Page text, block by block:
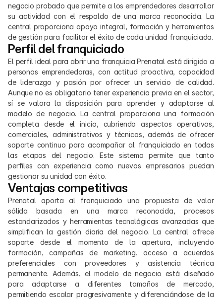
negocio probado que permite a los emprendedores desarrollar
su actividad con el respaldo de una marca reconocida. La
central proporciona apoyo integral, formación y herramientas
de gestión para facilitar el éxito de cada unidad franquiciada.
Perfil del franquiciado
El perfil ideal para abrir una franquicia Prenatal está dirigido a
personas emprendedoras, con actitud proactiva, capacidad
de liderazgo y pasión por ofrecer un servicio de calidad.
Aunque no es obligatorio tener experiencia previa en el sector,
sí se valora la disposición para aprender y adaptarse al
modelo de negocio. La central proporciona una formación
completa desde el inicio, cubriendo aspectos operativos,
comerciales, administrativos y técnicos, además de ofrecer
soporte continuo para acompañar al franquiciado en todas
las etapas del negocio. Este sistema permite que tanto
perfiles con experiencia como nuevos empresarios puedan
gestionar su unidad con éxito.
Ventajas competitivas
Prenatal aporta al franquiciado una propuesta de valor
sólida basada en una marca reconocida, procesos
estandarizados y herramientas tecnológicas avanzadas que
simplifican la gestión diaria del negocio. La central ofrece
soporte desde el momento de la apertura, incluyendo
formación, campañas de marketing, acceso a acuerdos
preferenciales con proveedores y asistencia técnica
permanente. Además, el modelo de negocio está diseñado
para adaptarse a diferentes tamaños de mercado,
permitiendo escalar progresivamente y diferenciándose de la